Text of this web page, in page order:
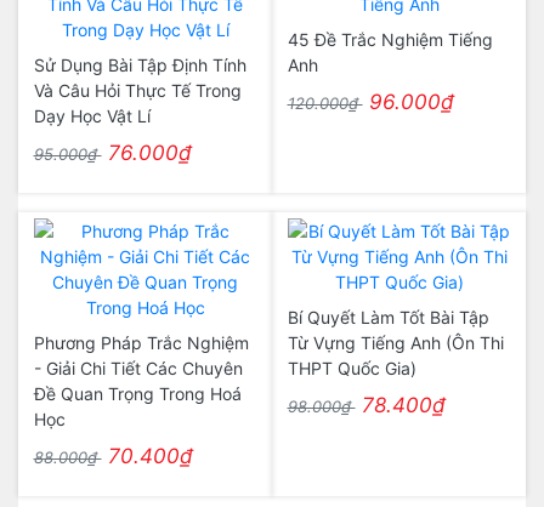
Sử Dụng Bài Tập Định Tính
Và Câu Hỏi Thực Tế Trong
Dạy Học Vật Lí
95.000₫ 76.000₫
45 Đề Trắc Nghiệm Tiếng
Anh
120.000₫ 96.000₫
Phương Pháp Trắc Nghiệm
- Giải Chi Tiết Các Chuyên
Đề Quan Trọng Trong Hoá
Học
88.000₫ 70.400₫
Bí Quyết Làm Tốt Bài Tập
Từ Vựng Tiếng Anh (Ôn Thi
THPT Quốc Gia)
98.000₫ 78.400₫